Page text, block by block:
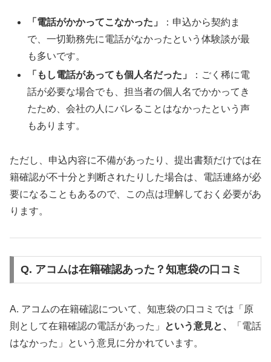
「電話がかかってこなかった」
：申込から契約ま
で、一切勤務先に電話がなかったという体験談が最
も多いです。
「もし電話があっても個人名だった」
：ごく稀に電
話が必要な場合でも、担当者の個人名でかかってき
たため、会社の人にバレることはなかったという声
もあります。
ただし、申込内容に不備があったり、提出書類だけでは在
籍確認が不十分と判断されたりした場合は、電話連絡が必
要になることもあるので、この点は理解しておく必要があ
ります。
Q. アコムは在籍確認あった？知恵袋の口コミ
A. アコムの在籍確認について、知恵袋の口コミでは「原
則として在籍確認の電話があった」
という意見と、
「電話
はなかった」という意見に分かれています。